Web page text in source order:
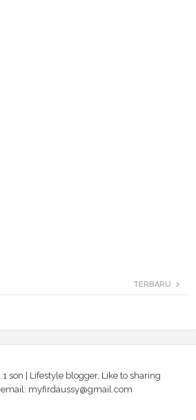
TERBARU
son | Lifestyle blogger, Like to sharing
myfirdaussy@gmail.com